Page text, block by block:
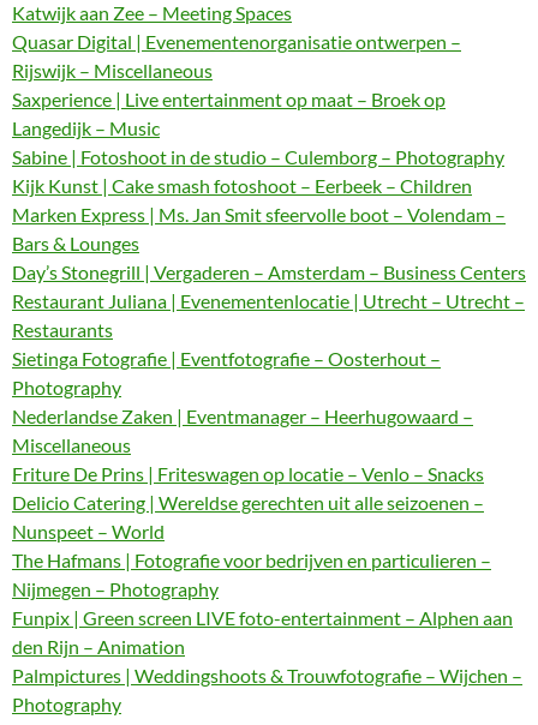
Katwijk aan Zee – Meeting Spaces
Quasar Digital | Evenementenorganisatie ontwerpen –
Rijswijk – Miscellaneous
Saxperience | Live entertainment op maat – Broek op
Langedijk – Music
Sabine | Fotoshoot in de studio – Culemborg – Photography
Kijk Kunst | Cake smash fotoshoot – Eerbeek – Children
Marken Express | Ms. Jan Smit sfeervolle boot – Volendam –
Bars & Lounges
Day’s Stonegrill | Vergaderen – Amsterdam – Business Centers
Restaurant Juliana | Evenementenlocatie | Utrecht – Utrecht –
Restaurants
Sietinga Fotografie | Eventfotografie – Oosterhout –
Photography
Nederlandse Zaken | Eventmanager – Heerhugowaard –
Miscellaneous
Friture De Prins | Friteswagen op locatie – Venlo – Snacks
Delicio Catering | Wereldse gerechten uit alle seizoenen –
Nunspeet – World
The Hafmans | Fotografie voor bedrijven en particulieren –
Nijmegen – Photography
Funpix | Green screen LIVE foto-entertainment – Alphen aan
den Rijn – Animation
Palmpictures | Weddingshoots & Trouwfotografie – Wijchen –
Photography